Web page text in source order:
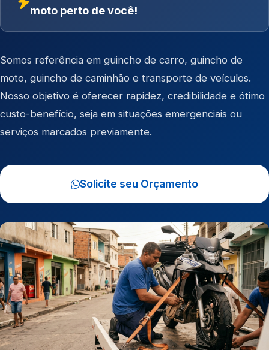
moto perto de você!
Somos referência em guincho de carro, guincho de
moto, guincho de caminhão e transporte de veículos.
Nosso objetivo é oferecer rapidez, credibilidade e ótimo
custo-benefício, seja em situações emergenciais ou
serviços marcados previamente.
Solicite seu Orçamento